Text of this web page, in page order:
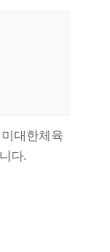
대한체육
다.